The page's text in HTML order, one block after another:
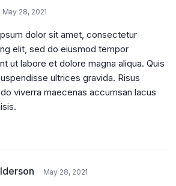
May 28, 2021
dolor sit amet, consectetur
elit, sed do eiusmod tempor
ut labore et dolore magna aliqua. Quis
ultrices gravida. Risus
viverra maecenas accumsan lacus
May 28, 2021